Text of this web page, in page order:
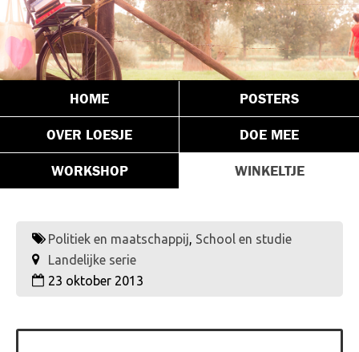
HOME POSTERS
OVER LOESJE DOE MEE
WORKSHOP WINKELTJE
Politiek en maatschappij, School en studie
Landelijke serie
23 oktober 2013